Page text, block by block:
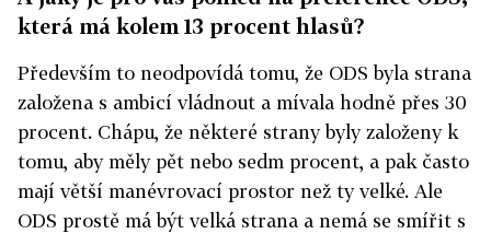
která má kolem 13 procent hlasů?
Především to neodpovídá tomu, že ODS byla strana
založena s ambicí vládnout a mívala hodně přes 30
procent. Chápu, že některé strany byly založeny k
tomu, aby měly pět nebo sedm procent, a pak často
mají větší manévrovací prostor než ty velké. Ale
ODS prostě má být velká strana a nemá se smířit s